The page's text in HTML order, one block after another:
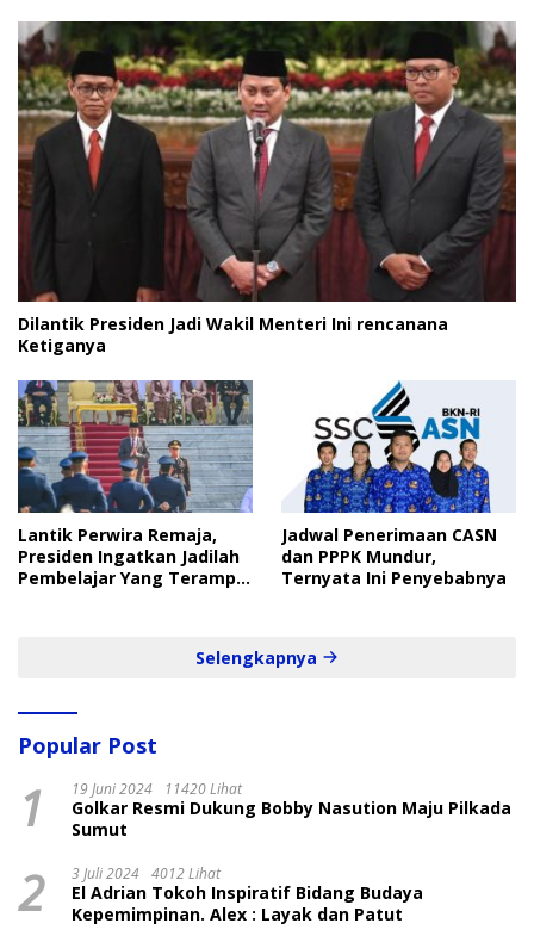
Dilantik Presiden Jadi Wakil Menteri Ini rencanana
Ketiganya
Lantik Perwira Remaja,
Presiden Ingatkan Jadilah
Pembelajar Yang Terampil
Jadwal Penerimaan CASN
dan PPPK Mundur,
Ternyata Ini Penyebabnya
Selengkapnya
Popular Post
1 19 Juni 2024 11420 Lihat
Golkar Resmi Dukung Bobby Nasution Maju Pilkada
Sumut
2 3 Juli 2024 4012 Lihat
El Adrian Tokoh Inspiratif Bidang Budaya
Kepemimpinan. Alex : Layak dan Patut